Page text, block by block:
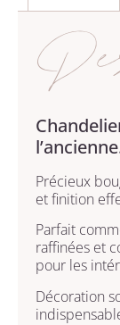
Précieux
et finition
Parfait
raffinées et
pour les
Décoration